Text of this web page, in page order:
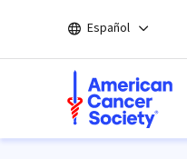
el
Español